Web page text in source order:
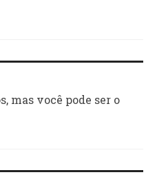
mas você pode ser o